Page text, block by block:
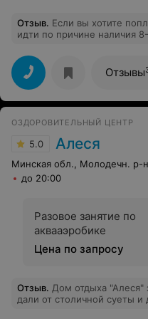
Отзыв. Если вы хотите
идти по причине наличия
а ходят. Очень много
людей. На одной из
поэтому в душевой
хватает. Ну и чисто
из 10.
Отзывы
ОЗДОРОВИТЕЛЬНЫЙ ЦЕНТР
5.0 Алеся
до 20:00
Разовое занятие по
аквааэробике
Цена по запросу
Отзыв. Дом отдыха "Алеся"
дали от столичной суеты